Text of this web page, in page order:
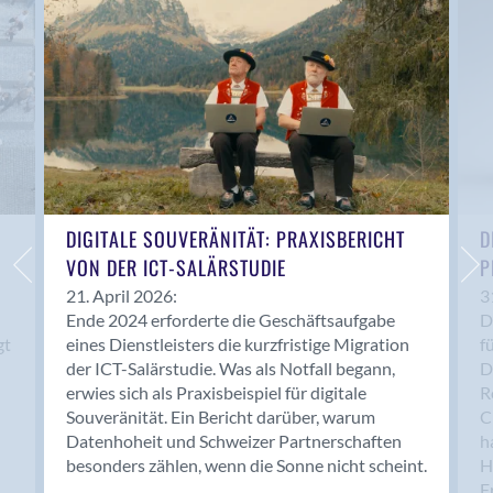
Anwil
Appenzell
Au SG
Baar
Baden
Balsthal
Balzers
Basel
Bassersdorf
Belp
Bendern
Benken (SG)
Bergdietikon
Berlin
Bern
Bern - Liebefeld
DIGITALE SOUVERÄNITÄT: PRAXISBERICHT
VON DER ICT-SALÄRSTUDIE
21. April 2026:
Ende 2024 erforderte die Geschäftsaufgabe
eines Dienstleisters die kurzfristige Migration
der ICT-Salärstudie. Was als Notfall begann,
erwies sich als Praxisbeispiel für digitale
Souveränität. Ein Bericht darüber, warum
Datenhoheit und Schweizer Partnerschaften
besonders zählen, wenn die Sonne nicht scheint.